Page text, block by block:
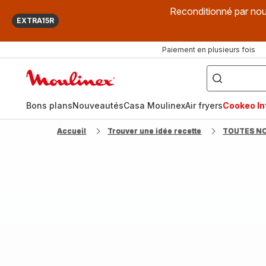
EXTRA15R
Reconditionné par
Paiement en plusieurs fois
["Que
recherchez-
vous
?",
fryer",
"Companion"]
Bons plansNouveautésCasa MoulinexAir fryersCookeo
Accueil Trouver une idée recette TOUTES